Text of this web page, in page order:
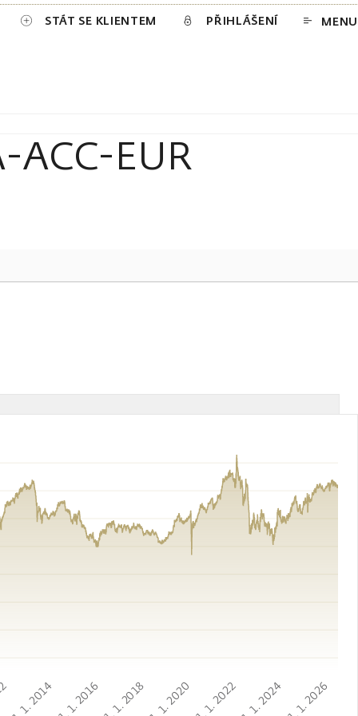
STÁT SE KLIENTEM PŘIHLÁŠENÍ MENU
EUR
1. 1. 20141. 1. 20161. 1. 20181. 1. 20201. 1. 20221. 1. 20241. 1. 2026